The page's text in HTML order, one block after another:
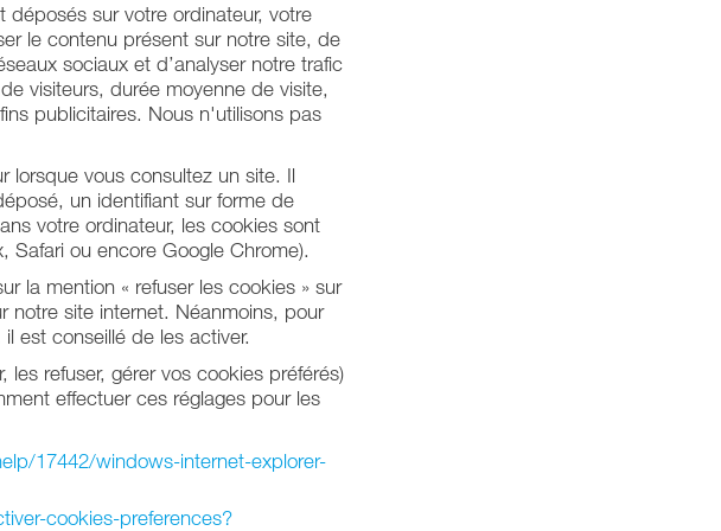
sur votre ordinateur, votre
le contenu présent sur notre site, de
sociaux et d’analyser notre trafic
visiteurs, durée moyenne de visite,
publicitaires. Nous n'utilisons pas
lorsque vous consultez un site. Il
un identifiant sur forme de
votre ordinateur, les cookies sont
Safari ou encore Google Chrome).
la mention « refuser les cookies » sur
notre site internet. Néanmoins, pour
est conseillé de les activer.
refuser, gérer vos cookies préférés)
effectuer ces réglages pour les
17442/windows-internet-explorer-
cookies-preferences?